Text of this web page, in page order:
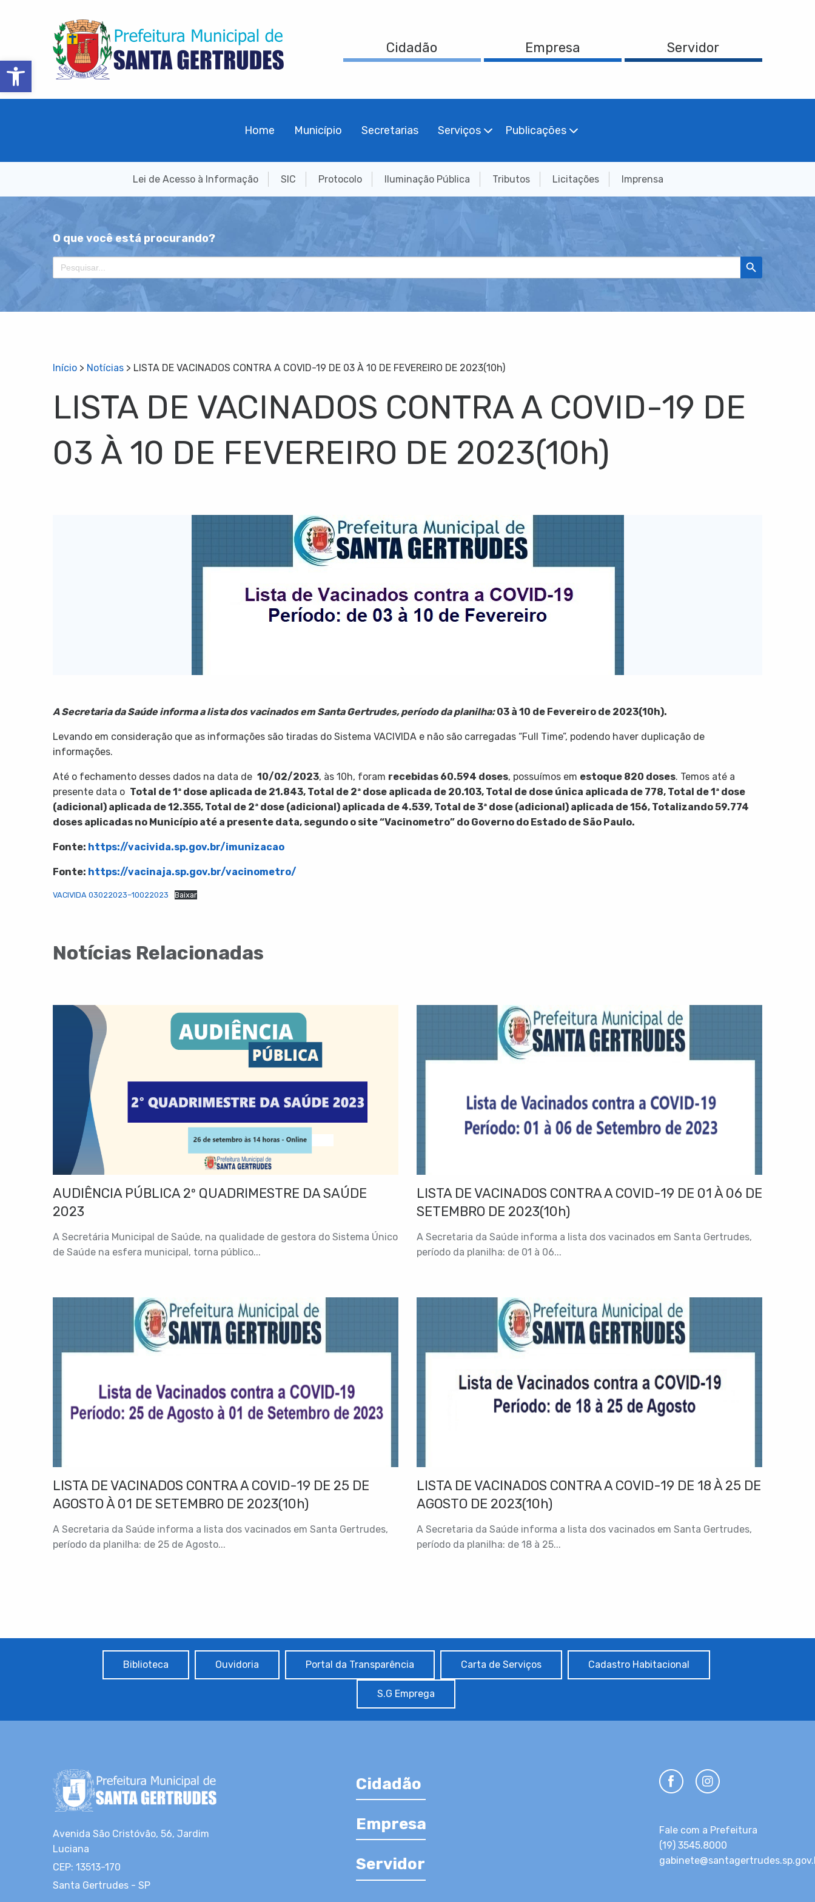
Barra de Ferramentas Aberta
Cidadão Empresa Servidor
Home Município Secretarias Serviços Publicações
Lei de Acesso à Informação SIC Protocolo Iluminação Pública Tributos Licitações Imprensa
O que você está procurando?
Search
for:
Search Button
Início > Notícias > LISTA DE VACINADOS CONTRA A COVID-19 DE 03 À 10 DE FEVEREIRO DE 2023(10h)
LISTA DE VACINADOS CONTRA A COVID-19 DE
03 À 10 DE FEVEREIRO DE 2023(10h)
A Secretaria da Saúde informa a lista dos vacinados em Santa Gertrudes, período da planilha:03 à 10 de Fevereiro de 2023(10h).
Levando em consideração que as informações são tiradas do Sistema VACIVIDA e não são carregadas “Full Time”, podendo haver duplicação de
informações.
Até o fechamento desses dados na data de 10/02/2023, às 10h, foram recebidas 60.594 doses, possuímos em estoque 820 doses. Temos até a
presente data o Total de 1ª dose aplicada de 21.843, Total de 2ª dose aplicada de 20.103, Total de dose única aplicada de 778, Total de 1ª dose
(adicional) aplicada de 12.355, Total de 2ª dose (adicional) aplicada de 4.539, Total de 3ª dose (adicional) aplicada de 156, Totalizando 59.774
doses aplicadas no Município até a presente data, segundo o site “Vacinometro” do Governo do Estado de São Paulo.
Fonte: https://vacivida.sp.gov.br/imunizacao
Fonte: https://vacinaja.sp.gov.br/vacinometro/
VACIVIDA 03022023–10022023 Baixar
Notícias Relacionadas
AUDIÊNCIA PÚBLICA 2º QUADRIMESTRE DA SAÚDE
2023
A Secretária Municipal de Saúde, na qualidade de gestora do Sistema Único
de Saúde na esfera municipal, torna público...
LISTA DE VACINADOS CONTRA A COVID-19 DE 01 À 06 DE
SETEMBRO DE 2023(10h)
A Secretaria da Saúde informa a lista dos vacinados em Santa Gertrudes,
período da planilha: de 01 à 06...
LISTA DE VACINADOS CONTRA A COVID-19 DE 25 DE
AGOSTO À 01 DE SETEMBRO DE 2023(10h)
A Secretaria da Saúde informa a lista dos vacinados em Santa Gertrudes,
período da planilha: de 25 de Agosto...
LISTA DE VACINADOS CONTRA A COVID-19 DE 18 À 25 DE
AGOSTO DE 2023(10h)
A Secretaria da Saúde informa a lista dos vacinados em Santa Gertrudes,
período da planilha: de 18 à 25...
Biblioteca Ouvidoria Portal da Transparência Carta de Serviços Cadastro Habitacional
S.G Emprega
Avenida São Cristóvão, 56, Jardim
Luciana
CEP: 13513-170
Santa Gertrudes - SP
Cidadão
Empresa
Servidor
Fale com a Prefeitura
(19) 3545.8000